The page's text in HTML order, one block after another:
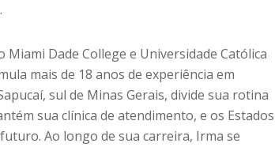
Dade College e Universidade Católica
mais de 18 anos de experiência em
sul de Minas Gerais, divide sua rotina
sua clínica de atendimento, e os Estados
Ao longo de sua carreira, Irma se